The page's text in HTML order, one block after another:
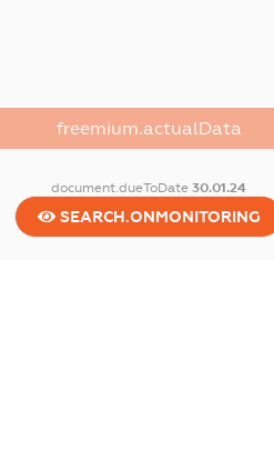
freemium.actualData
document.dueToDate30.01.24
SEARCH.ONMONITORING